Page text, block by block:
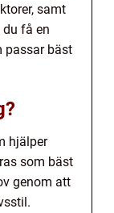
samt
få en
passar bäst
hjälper
som bäst
genom att